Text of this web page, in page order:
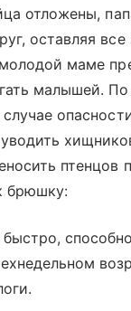
отложены,
оставляя все
маме
малышей.
птенцов
брюшку: